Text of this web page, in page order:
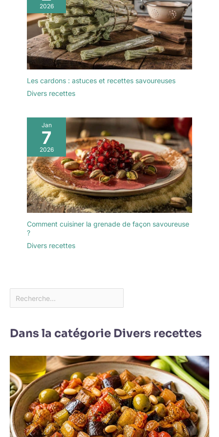
utilisations】Verrine
tiramisu parfait pour les
anniversaires, les
mariages, les pique-
niques, les baby
showers, les réunions de
famille, les fournitures de
fête en plein air. Parfait
toutes sortes de
desserts.
usage : prévues pour les
préparations froides,
elles peuvent être
réutilisées après un
lavage manuel soigneux.
Laver avant utilisation.
Ne conviennent pas au
micro-ondes, au four ni
2026
Les cardons : astuces et recettes savoureuses
Divers recettes
Jan
7
2026
Comment cuisiner la grenade de façon savoureuse
?
Divers recettes
Dans la catégorie Divers recettes